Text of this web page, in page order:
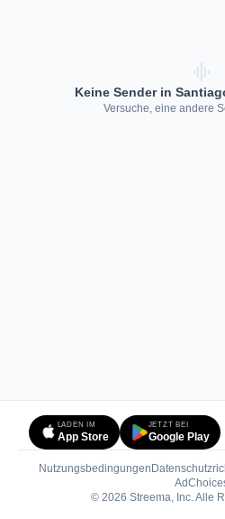
Keine Sender in
Versuche, eine andere
LADEN IM
App Store
JETZT BEI
Google Play
Nutzungsbedingungen
© 2026 Streema, Inc. Alle